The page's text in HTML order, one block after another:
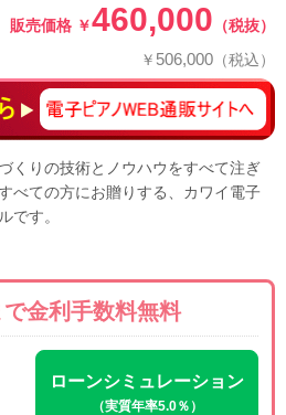
販売価格 ￥460,000 （税抜）
￥ 506,000 （税込）
くりの技術とノウハウをすべて注ぎ
べての方にお贈りする、カワイ電子
です。
金利手数料無料
ローンシミュレーション
（実質年率5.0％）